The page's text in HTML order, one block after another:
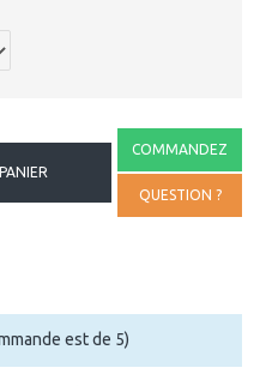
COMMANDEZ
QUESTION ?
est de 5)